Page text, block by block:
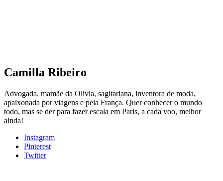
Camilla Ribeiro
Advogada, mamãe da Olivia, sagitariana, inventora de moda,
apaixonada por viagens e pela França. Quer conhecer o mundo
todo, mas se der para fazer escala em Paris, a cada voo, melhor
ainda!
Instagram
Pinterest
Twitter